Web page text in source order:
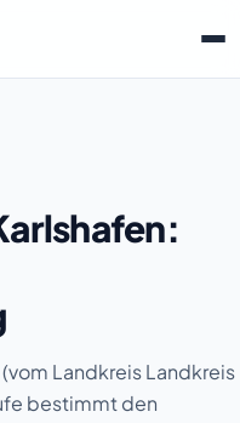
Landkreis Landkreis
bestimmt den